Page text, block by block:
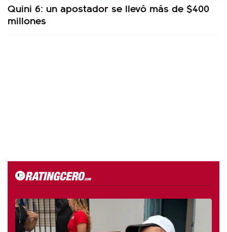
Quini 6: un apostador se llevó más de $400
millones